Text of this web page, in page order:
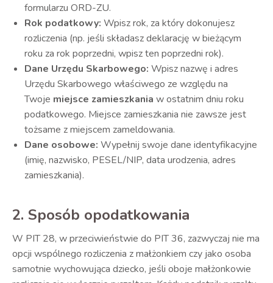
formularzu ORD-ZU.
Rok podatkowy: Wpisz rok, za który dokonujesz
rozliczenia (np. jeśli składasz deklarację w bieżącym
roku za rok poprzedni, wpisz ten poprzedni rok).
Dane Urzędu Skarbowego: Wpisz nazwę i adres
Urzędu Skarbowego właściwego ze względu na
Twoje miejsce zamieszkania w ostatnim dniu roku
podatkowego. Miejsce zamieszkania nie zawsze jest
tożsame z miejscem zameldowania.
Dane osobowe: Wypełnij swoje dane identyfikacyjne
(imię, nazwisko, PESEL/NIP, data urodzenia, adres
zamieszkania).
2. Sposób opodatkowania
W PIT 28, w przeciwieństwie do PIT 36, zazwyczaj nie ma
opcji wspólnego rozliczenia z małżonkiem czy jako osoba
samotnie wychowująca dziecko, jeśli oboje małżonkowie